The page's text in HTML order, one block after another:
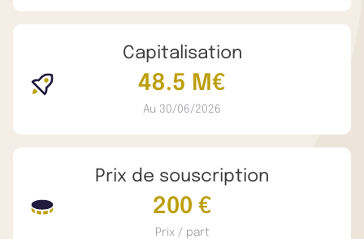
Capitalisation
48.5 M€
Au 30/06/2026
Prix de souscription
200 €
Prix / part